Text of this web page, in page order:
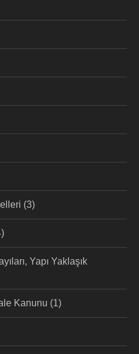
(3)
Yapı Yaklaşık
Kanunu (1)